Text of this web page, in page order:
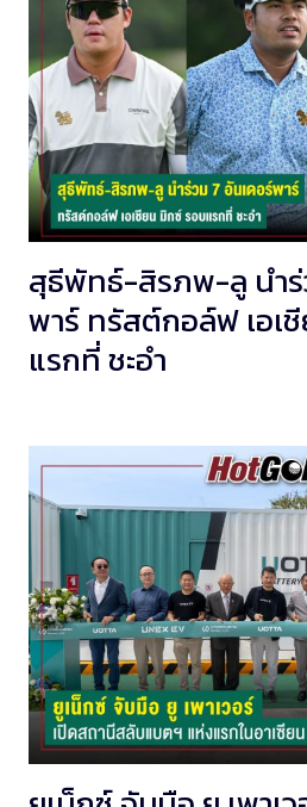
สุธีพัทธ์-สิรภพ-ลู นำร่
พาร์ ทรัสต์กอล์ฟ เอเ
แรกที่ ชะอำ